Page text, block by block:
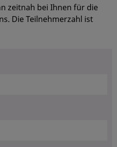
zeitnah bei Ihnen für die
Die Teilnehmerzahl ist